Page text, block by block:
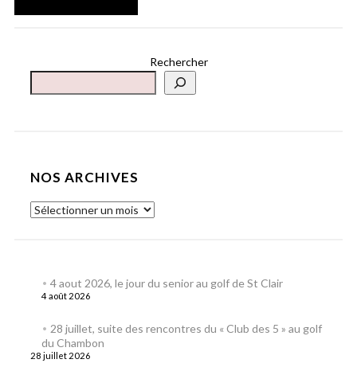
Rechercher
NOS ARCHIVES
4 aout 2026, le jour du senior au golf de St Clair
4 août 2026
28 juillet, suite des rencontres du « Club des 5 » au golf
du Chambon
28 juillet 2026